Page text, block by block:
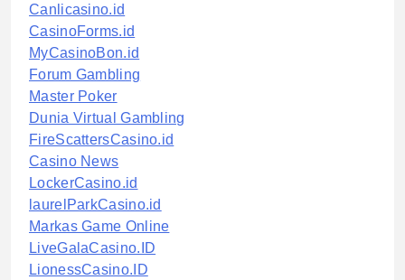
Canlicasino.id
CasinoForms.id
MyCasinoBon.id
Forum Gambling
Master Poker
Dunia Virtual Gambling
FireScattersCasino.id
Casino News
LockerCasino.id
laurelParkCasino.id
Markas Game Online
LiveGalaCasino.ID
LionessCasino.ID